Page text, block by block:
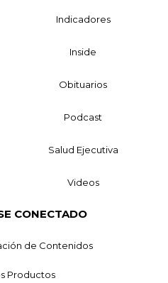
Indicadores
Inside
Obituarios
Podcast
Salud Ejecutiva
Videos
CONECTADO
de Contenidos
Productos